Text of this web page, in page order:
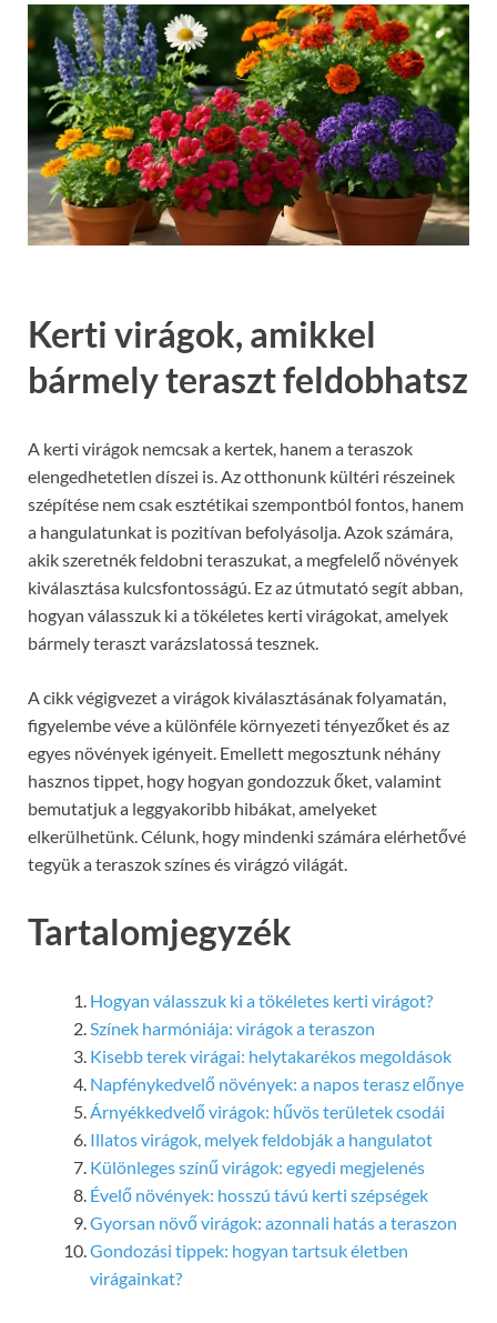
Kerti virágok, amikkel
bármely teraszt feldobhatsz
A kerti virágok nemcsak a kertek, hanem a teraszok
elengedhetetlen díszei is. Az otthonunk kültéri részeinek
szépítése nem csak esztétikai szempontból fontos, hanem
a hangulatunkat is pozitívan befolyásolja. Azok számára,
akik szeretnék feldobni teraszukat, a megfelelő növények
kiválasztása kulcsfontosságú. Ez az útmutató segít abban,
hogyan válasszuk ki a tökéletes kerti virágokat, amelyek
bármely teraszt varázslatossá tesznek.
A cikk végigvezet a virágok kiválasztásának folyamatán,
figyelembe véve a különféle környezeti tényezőket és az
egyes növények igényeit. Emellett megosztunk néhány
hasznos tippet, hogy hogyan gondozzuk őket, valamint
bemutatjuk a leggyakoribb hibákat, amelyeket
elkerülhetünk. Célunk, hogy mindenki számára elérhetővé
tegyük a teraszok színes és virágzó világát.
Tartalomjegyzék
Hogyan válasszuk ki a tökéletes kerti virágot?
Színek harmóniája: virágok a teraszon
Kisebb terek virágai: helytakarékos megoldások
Napfénykedvelő növények: a napos terasz előnye
Árnyékkedvelő virágok: hűvös területek csodái
Illatos virágok, melyek feldobják a hangulatot
Különleges színű virágok: egyedi megjelenés
Évelő növények: hosszú távú kerti szépségek
Gyorsan növő virágok: azonnali hatás a teraszon
Gondozási tippek: hogyan tartsuk életben
virágainkat?